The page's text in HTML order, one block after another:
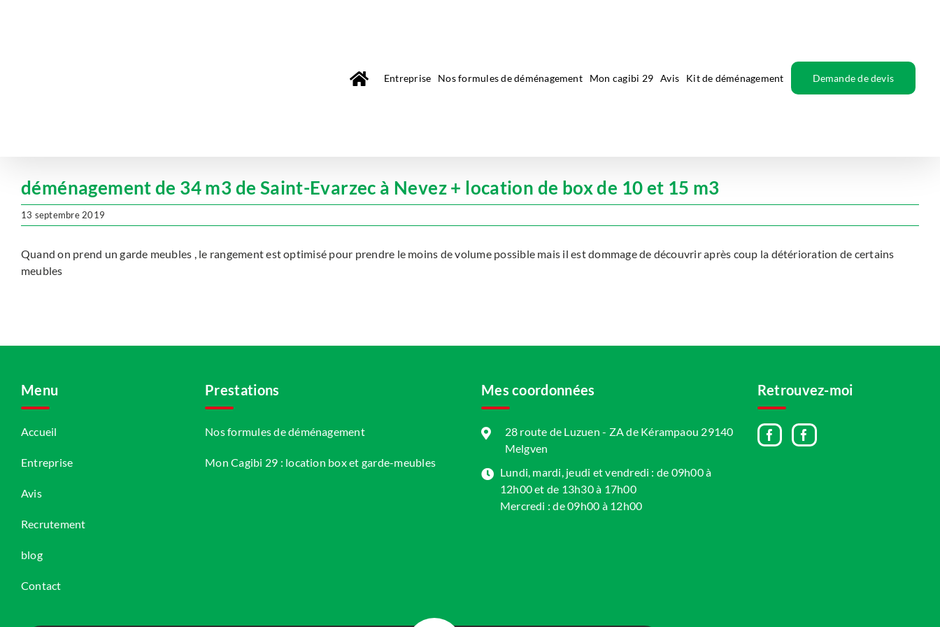
Entreprise Nos formules de déménagement Mon cagibi 29 Avis Kit de déménagement Demande de devis
déménagement de 34 m3 de Saint-Evarzec à Nevez + location de box de 10 et 15 m3
13 septembre 2019
Quand on prend un garde meubles , le rangement est optimisé pour prendre le moins de volume possible mais il est dommage de découvrir après coup la détérioration de certains
meubles
Menu
Accueil
Entreprise
Avis
Recrutement
blog
Contact
Prestations
Nos formules de déménagement
Mon Cagibi 29 : location box et garde-meubles
Mes coordonnées
28 route de Luzuen - ZA de Kérampaou 29140
Melgven
Lundi, mardi, jeudi et vendredi : de 09h00 à
12h00 et de 13h30 à 17h00
Mercredi : de 09h00 à 12h00
Retrouvez-moi